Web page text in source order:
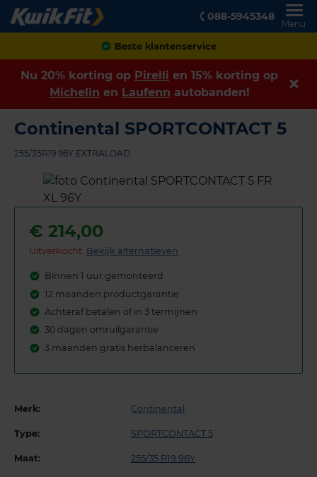
088-5945348
Menu
Achteraf betalen
Nu 20% korting op Pirelli en 15% korting op
Michelin en Laufenn autobanden!
Continental SPORTCONTACT 5
255/35R19 96Y EXTRALOAD
€ 214,00
Uitverkocht: Bekijk alternatieven
Binnen 1 uur gemonteerd
12 maanden productgarantie
Achteraf betalen of in 3 termijnen
30 dagen omruilgarantie
3 maanden gratis herbalanceren
Merk: Continental
Type: SPORTCONTACT 5
Maat: 255/35 R19 96Y